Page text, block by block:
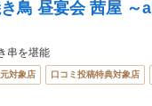
き鳥 昼宴会 茜屋 ～
串を堪能
対象店 口コミ投稿特典対象店